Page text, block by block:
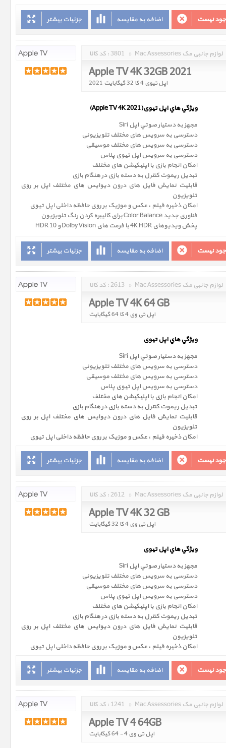
جزئیات بیشتر اضافه به مقایسه نیست
کد کالا : 3801 » Mac Assessories لوازم جانبی مک
Apple TV 4K 32GB 2021
اپل تیوی 4 کا 32 گیگابایت 2021
(Apple TV 4K 2021)ويژگي هاي اپل تیوی
مجهز به دستيار صوتي اپل Siri
دسترسی به سرویس های مختلف تلویزیونی
دسترسی به سرویس های مختلف موسیقی
دسترسی به سرویس اپل تیوی پلاس
امکان انجام بازی با اپلیکیشن های مختلف
تبدیل ریموت کنترل به دسته بازی در هنگام بازی
قابلیت نمایش فایل های درون دیوایس های مختلف اپل بر روی
تلویزیون
امکان ذخیره فیلم ، عکس و موزیک بر روی حافظه داخلی اپل تیوی
فناوری جدید Color Balance برای کالیبره کردن رنگ تلویزیون
پخش ویدیوهای 4K HDR با فرمت های Dolby Vision و HDR 10
جزئیات بیشتر اضافه به مقایسه نیست
کد کالا : 2613 » Mac Assessories لوازم جانبی مک
Apple TV 4K 64 GB
اپل تی وی 4 کا 64 گیگابایت
ويژگي هاي اپل تیوی
مجهز به دستيار صوتي اپل Siri
دسترسی به سرویس های مختلف تلویزیونی
دسترسی به سرویس های مختلف موسیقی
دسترسی به سرویس اپل تیوی پلاس
امکان انجام بازی با اپلیکیشن های مختلف
تبدیل ریموت کنترل به دسته بازی در هنگام بازی
قابلیت نمایش فایل های درون دیوایس های مختلف اپل بر روی
تلویزیون
امکان ذخیره فیلم ، عکس و موزیک بر روی حافظه داخلی اپل تیوی
جزئیات بیشتر اضافه به مقایسه نیست
کد کالا : 2612 » Mac Assessories لوازم جانبی مک
Apple TV 4K 32 GB
اپل تی وی 4 کا 32 گیگابایت
ويژگي هاي اپل تیوی
مجهز به دستيار صوتي اپل Siri
دسترسی به سرویس های مختلف تلویزیونی
دسترسی به سرویس های مختلف موسیقی
دسترسی به سرویس اپل تیوی پلاس
امکان انجام بازی با اپلیکیشن های مختلف
تبدیل ریموت کنترل به دسته بازی در هنگام بازی
قابلیت نمایش فایل های درون دیوایس های مختلف اپل بر روی
تلویزیون
امکان ذخیره فیلم ، عکس و موزیک بر روی حافظه داخلی اپل تیوی
جزئیات بیشتر اضافه به مقایسه نیست
کد کالا : 1241 » Mac Assessories لوازم جانبی مک
Apple TV 4 64GB
اپل تی وی 4 - 64 گیگابایت